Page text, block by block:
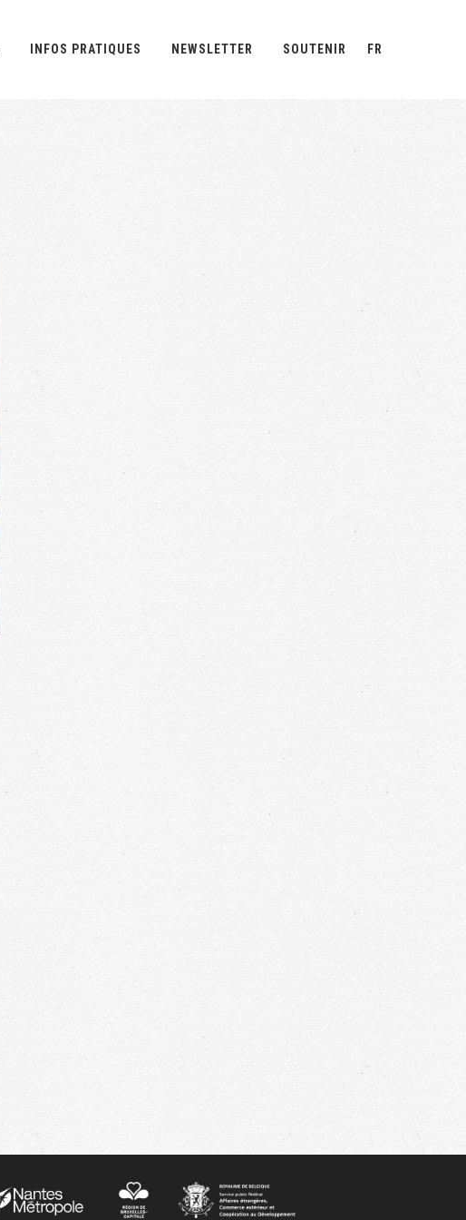
INFOS PRATIQUES NEWSLETTER SOUTENIR FR